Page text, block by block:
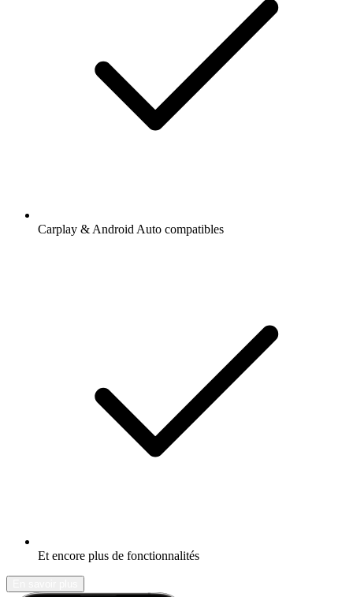
Carplay & Android Auto compatibles
Et encore plus de fonctionnalités